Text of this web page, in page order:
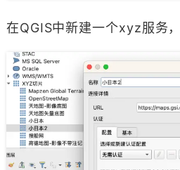
在QGIS中新建一个xyz服务